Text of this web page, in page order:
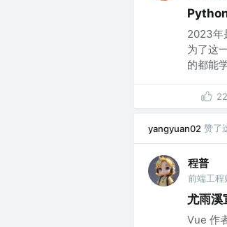
2023年
为了这
的都能
yangyuan02 赞了
程普
前端工
尤雨
Vue 作